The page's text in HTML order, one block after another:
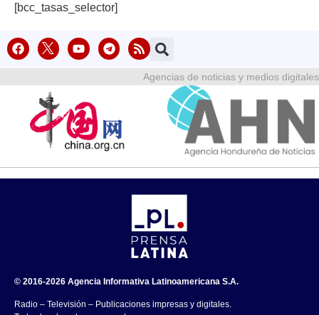
[bcc_tasas_selector]
Agencias de noticias y medios digitales
© 2016-2026 Agencia Informativa Latinoamericana S.A.
Radio – Televisión – Publicaciones impresas y digitales.